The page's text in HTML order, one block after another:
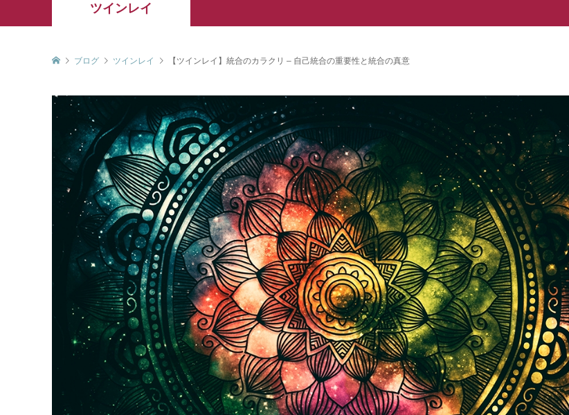
ツインレイ
ブログ ツインレイ 【ツインレイ】統合のカラクリ – 自己統合の重要性と統合の真意